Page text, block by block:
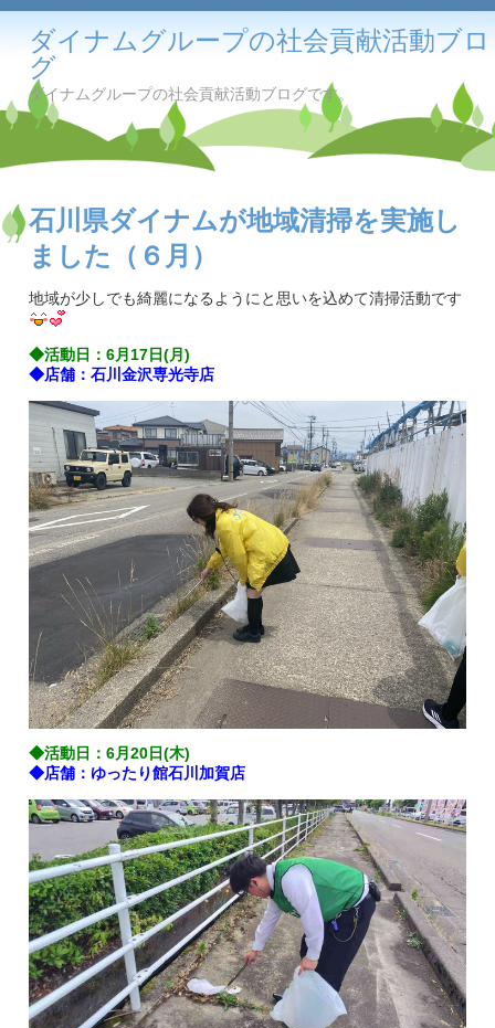
ダイナムグループの社会貢献活動ブロ
グ
ダイナムグループの社会貢献活動ブログです。
石川県ダイナムが地域清掃を実施し
ました（６月）
地域が少しでも綺麗になるようにと思いを込めて清掃活動です
◆活動日：6月17日(月)
◆店舗：石川金沢専光寺店
◆活動日：6月20日(木)
◆店舗：ゆったり館石川加賀店